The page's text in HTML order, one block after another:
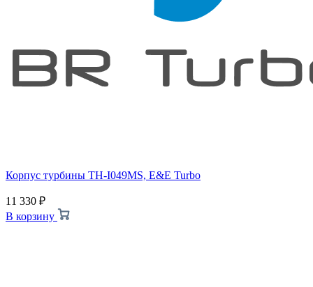
Корпус турбины TH-I049MS, E&E Turbo
11 330 ₽
В корзину